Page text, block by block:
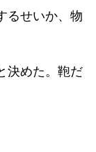
るせいか、物
決めた。鞄だ